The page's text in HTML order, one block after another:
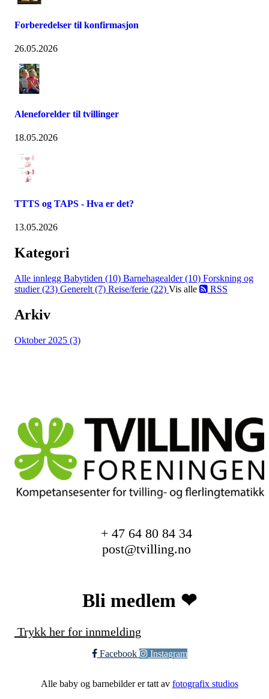
Forberedelser til konfirmasjon
26.05.2026
Aleneforelder til tvillinger
18.05.2026
TTTS og TAPS - Hva er det?
13.05.2026
Kategori
Alle innlegg Babytiden (10) Barnehagealder (10) Forskning og
studier (23) Generelt (7) Reise/ferie (22) Vis alle RSS
Arkiv
Oktober 2025 (3)
+ 47 64 80 84 34
post@tvilling.no
Bli medlem ❤︎
Trykk her for innmelding
Facebook Instagram
Alle baby og barnebilder er tatt av fotografix studios